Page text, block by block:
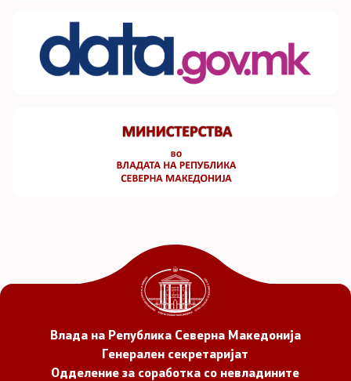
Влада на Република Северна Македонија
Генерален секретаријат
Одделение за соработка со невладините